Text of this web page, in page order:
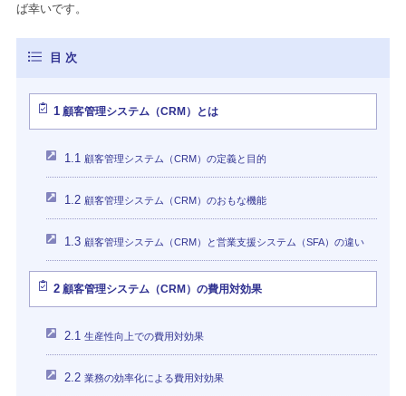
ば幸いです。
1顧客管理システム（CRM）とは
1.1 顧客管理システム（CRM）の定義と目的
1.2 顧客管理システム（CRM）のおもな機能
1.3 顧客管理システム（CRM）と営業支援システム（SFA）の違い
2顧客管理システム（CRM）の費用対効果
2.1 生産性向上での費用対効果
2.2 業務の効率化による費用対効果